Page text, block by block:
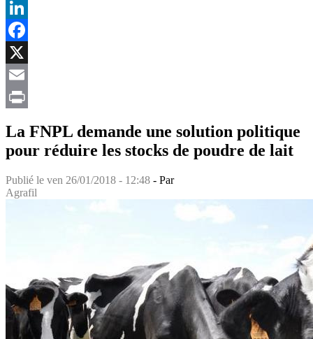
Share
LinkedIn
Facebook
X
Email
La FNPL demande une solution politique
pour réduire les stocks de poudre de lait
Publié le ven 26/01/2018 - 12:48 - Par
Agrafil